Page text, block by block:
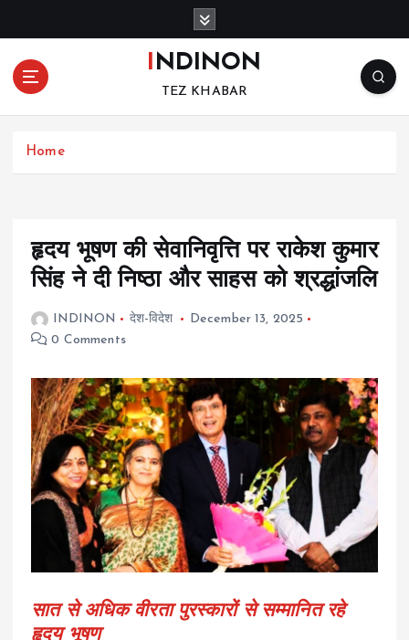
o
INDINON
TEZ KHABAR
Home
हृदय भूषण की सेवानिवृत्ति पर राकेश कुमार
सिंह ने दी निष्ठा और साहस को श्रद्धांजलि
INDINON देश-विदेश
December 13, 2025
0 Comments
सात से अधिक वीरता पुरस्कारों से सम्मानित रहे
हृदय भूषण